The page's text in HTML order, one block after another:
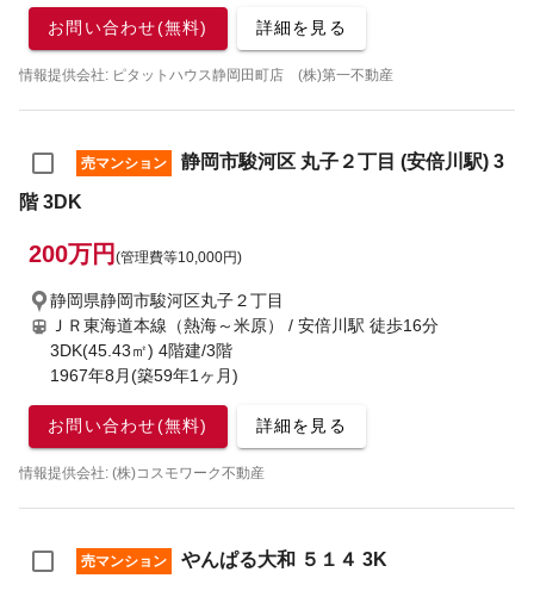
お問い合わせ(無料) 詳細を見る
情報提供会社: ピタットハウス静岡田町店 (株)第一不動産
売マンション
静岡市駿河区 丸子２丁目 (安倍川駅) 3
階 3DK
200万円 (管理費等10,000円)
静岡県静岡市駿河区丸子２丁目
ＪＲ東海道本線（熱海～米原） / 安倍川駅 徒歩16分
3DK(45.43㎡) 4階建/3階
1967年8月(築59年1ヶ月)
お問い合わせ(無料) 詳細を見る
情報提供会社: (株)コスモワーク不動産
売マンション やんぱる大和 ５１４ 3K